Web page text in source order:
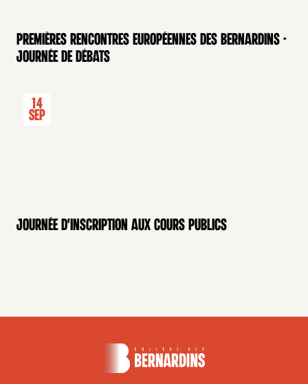
Premières rencontres européennes des Bernardins -
Journée de débats
14
Sep
Journée d'inscription aux cours publics